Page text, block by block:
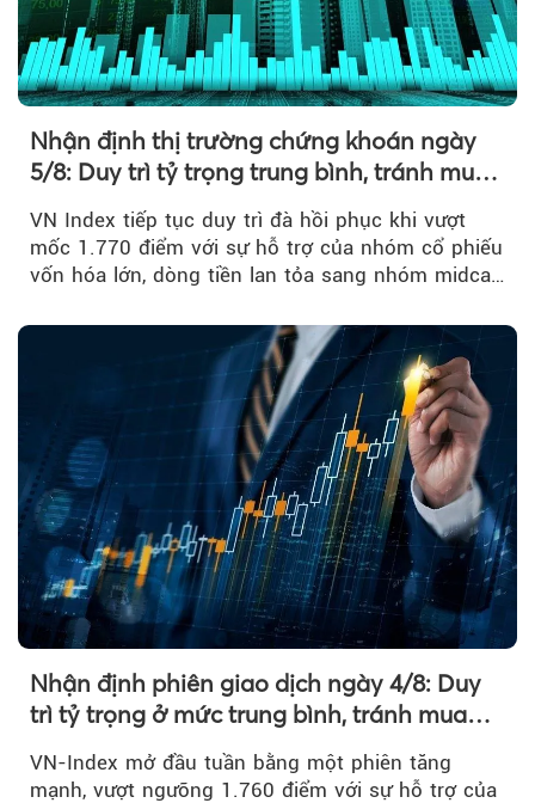
Nhận định thị trường chứng khoán ngày
5/8: Duy trì tỷ trọng trung bình, tránh mua
VN Index tiếp tục duy trì đà hồi phục khi vượt
mốc 1.770 điểm với sự hỗ trợ của nhóm cổ phiếu
vốn hóa lớn, dòng tiền lan tỏa sang nhóm midcap
Nhận định phiên giao dịch ngày 4/8: Duy
trì tỷ trọng ở mức trung bình, tránh mua
VN-Index mở đầu tuần bằng một phiên tăng
mạnh, vượt ngưỡng 1.760 điểm với sự hỗ trợ của